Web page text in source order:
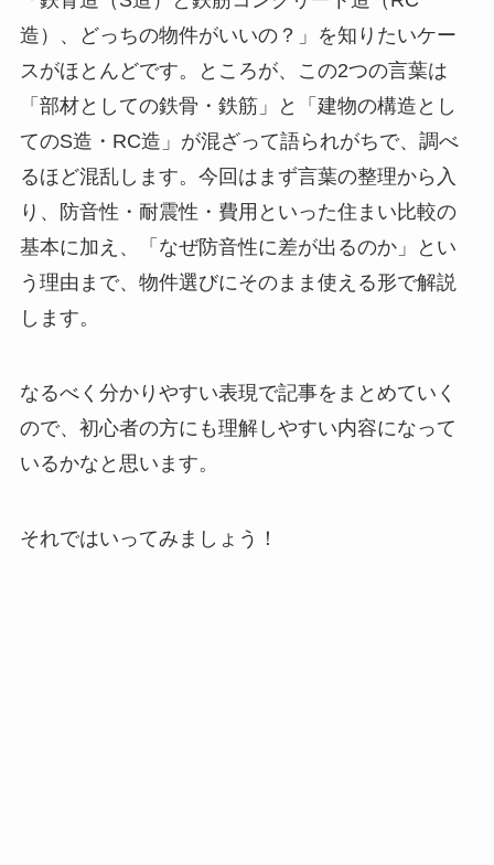
造）、どっちの物件がいいの？」を知りたいケー
スがほとんどです。ところが、この2つの言葉は
「部材としての鉄骨・鉄筋」と「建物の構造とし
てのS造・RC造」が混ざって語られがちで、調べ
るほど混乱します。今回はまず言葉の整理から入
り、防音性・耐震性・費用といった住まい比較の
基本に加え、「なぜ防音性に差が出るのか」とい
う理由まで、物件選びにそのまま使える形で解説
します。
なるべく分かりやすい表現で記事をまとめていく
ので、初心者の方にも理解しやすい内容になって
いるかなと思います。
それではいってみましょう！